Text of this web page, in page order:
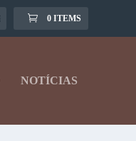
0 ITEMS
NOTÍCIAS